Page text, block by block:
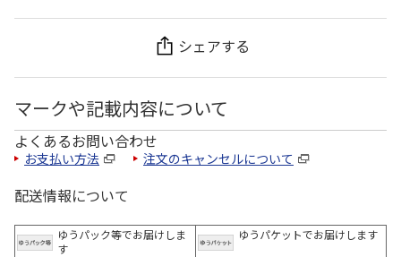
シェアする
マークや記載内容について
よくあるお問い合わせ
お支払い方法 注文のキャンセルについて
配送情報について
ゆうパック等でお届けしま
す
ゆうパケットでお届けします